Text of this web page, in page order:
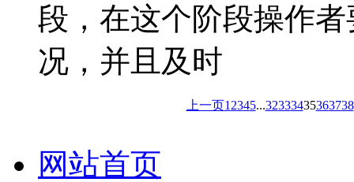
段，在这个阶段操作
况，并且及时
上一页1 2345...32333435363738
网站首页